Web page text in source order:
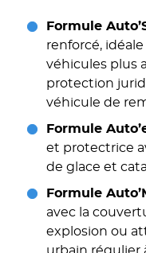
Formule
renforcé,
véhicules plus
protection
véhicule de
Formule
et protectrice
de glace et
Formule
avec la
explosion ou
urbain régulier